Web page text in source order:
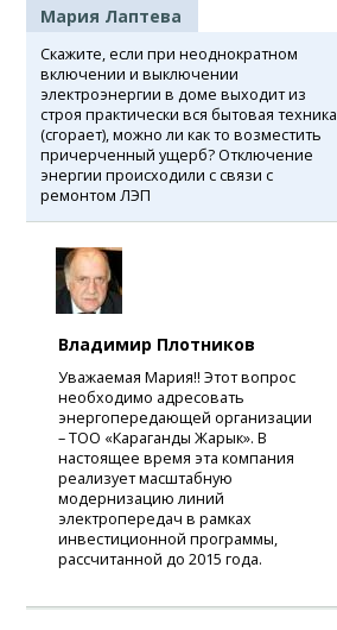
Мария Лаптева
Скажите, если при неоднократном
включении и выключении
электроэнергии в доме выходит из
строя практически вся бытовая техника
(сгорает), можно ли как то возместить
причерченный ущерб? Отключение
энергии происходили с связи с
ремонтом ЛЭП
Владимир Плотников
Уважаемая Мария!! Этот вопрос
необходимо адресовать
энергопередающей организации
– ТОО «Караганды Жарык». В
настоящее время эта компания
реализует масштабную
модернизацию линий
электропередач в рамках
инвестиционной программы,
рассчитанной до 2015 года.